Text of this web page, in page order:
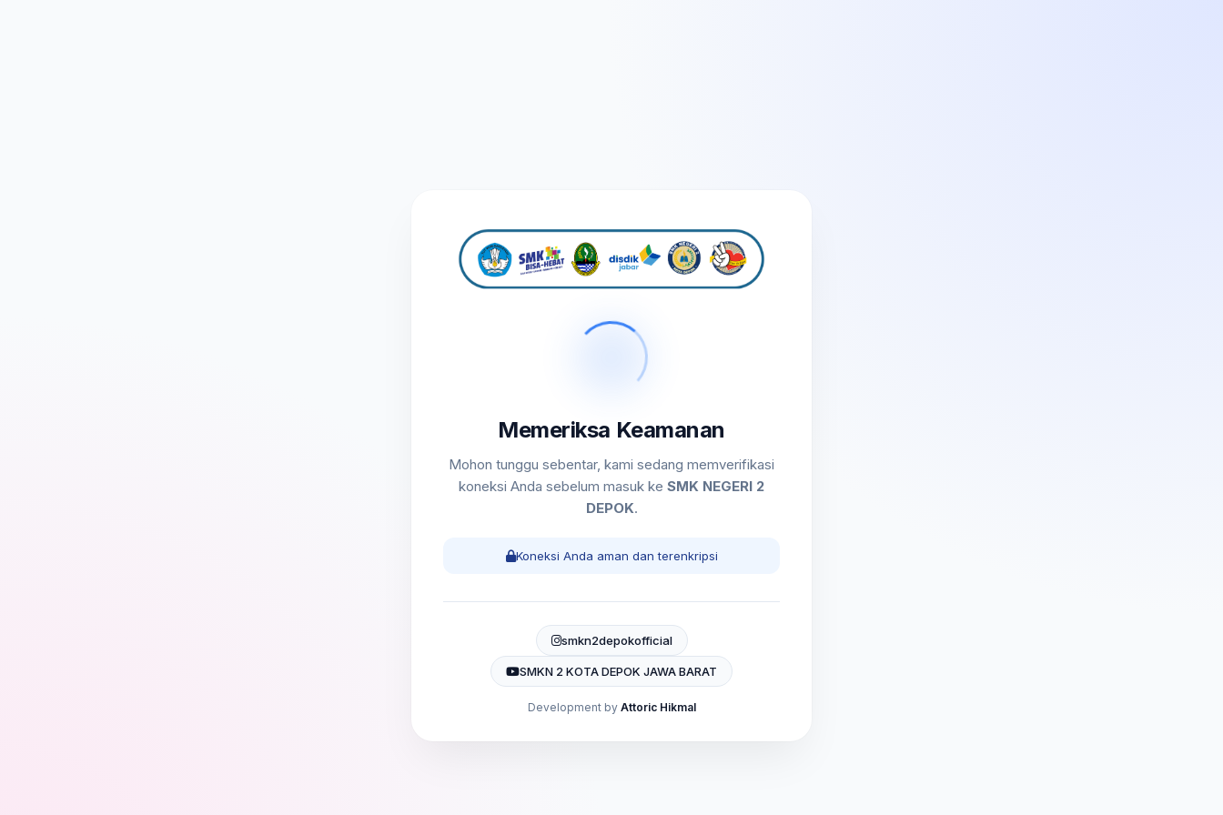
Memeriksa Keamanan
Mohon tunggu sebentar, kami sedang memverifikasi
koneksi Anda sebelum masuk ke SMK NEGERI 2
DEPOK.
Koneksi Anda aman dan terenkripsi
smkn2depokofficial
SMKN 2 KOTA DEPOK JAWA BARAT
Development by Attoric Hikmal